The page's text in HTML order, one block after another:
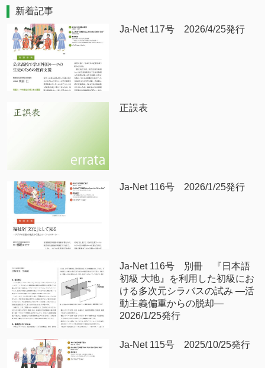
新着記事
Ja-Net 117号 2026/4/25発行
正誤表
Ja-Net 116号 2026/1/25発行
Ja-Net 116号 別冊 『日本語
初級 大地』を利用した初級にお
ける多次元シラバスの試み —活
動主義偏重からの脱却—
2026/1/25発行
Ja-Net 115号 2025/10/25発行